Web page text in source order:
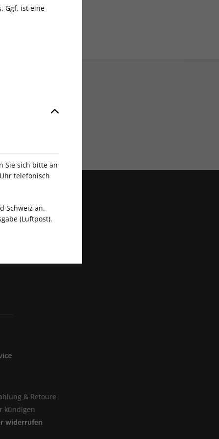
& Retoure
kündigen
widerrufen
Ggf. ist eine
Sie sich bitte an
telefonisch
Schweiz an.
(Luftpost).